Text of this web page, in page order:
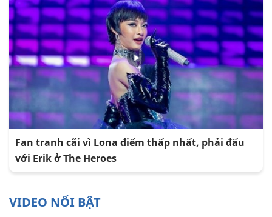
Fan tranh cãi vì Lona điểm thấp nhất, phải đấu
với Erik ở The Heroes
VIDEO NỔI BẬT